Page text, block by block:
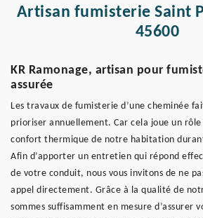
Artisan fumisterie Saint
45600
KR Ramonage, artisan pour
assurée
Les travaux de fumisterie d’une cheminée
prioriser annuellement. Car cela joue un
confort thermique de notre habitation
Afin d’apporter un entretien qui répond
de votre conduit, nous vous invitons de ne
appel directement. Grâce à la qualité de
sommes suffisamment en mesure d’assurer